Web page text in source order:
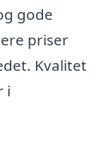
gode
priser
Kvalitet
i